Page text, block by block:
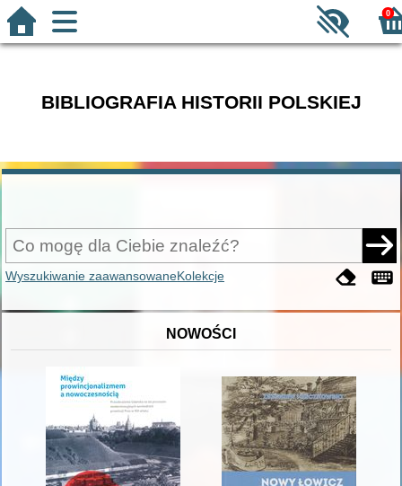
0
BIBLIOGRAFIA HISTORII POLSKIEJ
Wyszukiwanie zaawansowaneKolekcje
NOWOŚCI